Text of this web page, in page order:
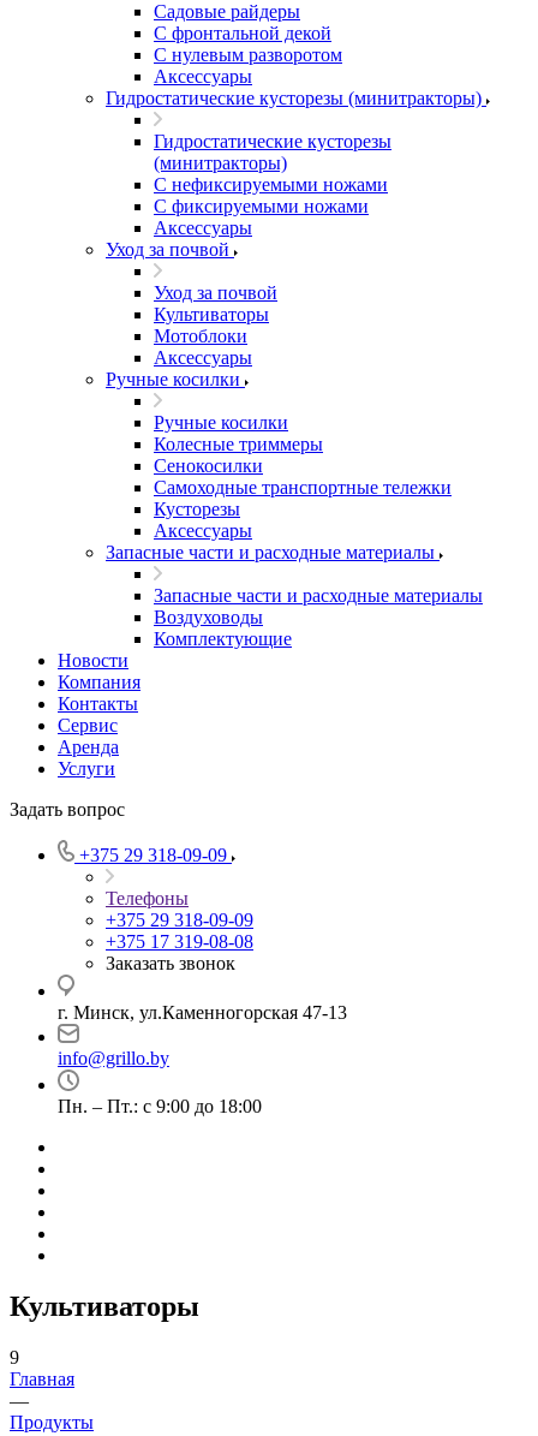
Садовые райдеры
С фронтальной декой
С нулевым разворотом
Аксессуары
Гидростатические кусторезы (минитракторы)
Гидростатические кусторезы
(минитракторы)
С нефиксируемыми ножами
С фиксируемыми ножами
Аксессуары
Уход за почвой
Уход за почвой
Культиваторы
Мотоблоки
Аксессуары
Ручные косилки
Ручные косилки
Колесные триммеры
Сенокосилки
Самоходные транспортные тележки
Кусторезы
Аксессуары
Запасные части и расходные материалы
Запасные части и расходные материалы
Воздуховоды
Комплектующие
Новости
Компания
Контакты
Сервис
Аренда
Услуги
Задать вопрос
+375 29 318-09-09
Телефоны
+375 29 318-09-09
+375 17 319-08-08
Заказать звонок
г. Минск, ул.Каменногорская 47-13
info@grillo.by
Пн. – Пт.: с 9:00 до 18:00
Культиваторы
9
Главная
—
Продукты